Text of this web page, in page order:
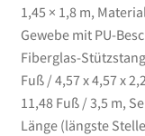
1,45 × 1,8 m,
Gewebe mit PU-
Fiberglas-
Fuß / 4,57 x 4,57 x
11,48 Fuß / 3,5 m,
Länge (längste